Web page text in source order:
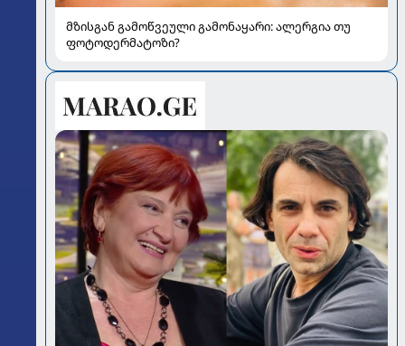
მზისგან გამოწვეული გამონაყარი: ალერგია თუ
ფოტოდერმატოზი?